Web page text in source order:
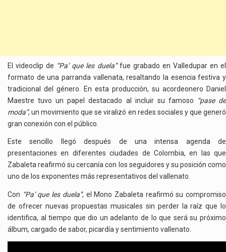
El videoclip de “Pa’ que les duela”fue grabado en Valledupar en el
formato de una parranda vallenata, resaltando la esencia festiva y
tradicional del género. En esta producción, su acordeonero Daniel
Maestre tuvo un papel destacado al incluir su famoso
“pase de
moda”, un movimiento que se viralizó en redes sociales y que generó
gran conexión con el público.
Este sencillo llegó después de una intensa agenda de
presentaciones en diferentes ciudades de Colombia, en las que
Zabaleta reafirmó su cercanía con los seguidores y su posición como
uno de los exponentes más representativos del vallenato.
Con “Pa’ que les duela”, el Mono Zabaleta reafirmó su compromiso
de ofrecer nuevas propuestas musicales sin perder la raíz que lo
identifica, al tiempo que dio un adelanto de lo que será su próximo
álbum, cargado de sabor, picardía y sentimiento vallenato.